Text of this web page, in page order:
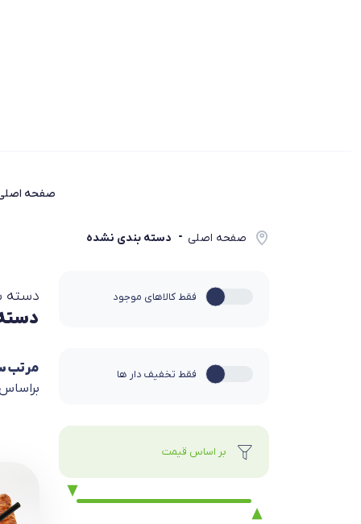
صفحه
صفحه اصلی دسته بندی نشده
فقط کالاهای موجود
فقط تخفیف دار ها
بر اساس قیمت
دسته
مرتب